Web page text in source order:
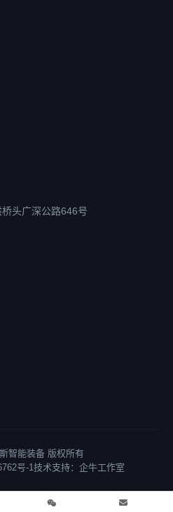
头广深公路646号
智能装备 版权所有
号-1技术支持： 企牛工作室